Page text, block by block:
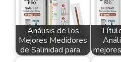
Análisis de los
Mejores Medidores
de Salinidad para…